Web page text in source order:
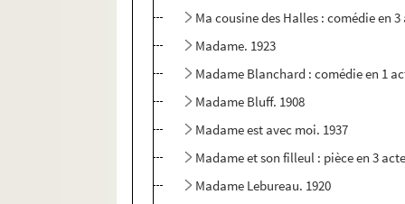
Ma cousine des Halles : comédie en 3
Madame. 1923
Madame Blanchard : comédie en 1
Madame Bluff. 1908
Madame est avec moi. 1937
Madame et son filleul : pièce en 3
Madame Lebureau. 1920